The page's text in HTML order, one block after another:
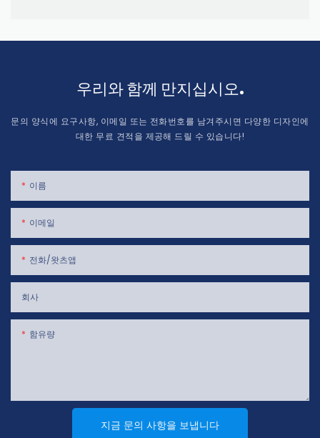
우리와 함께 만지십시오.
문의 양식에 요구사항, 이메일 또는 전화번호를 남겨주시면 다양한 디자인에
대한 무료 견적을 제공해 드릴 수 있습니다!
이름
이메일
전화/왓츠앱
회사
함유량
지금 문의 사항을 보냅니다